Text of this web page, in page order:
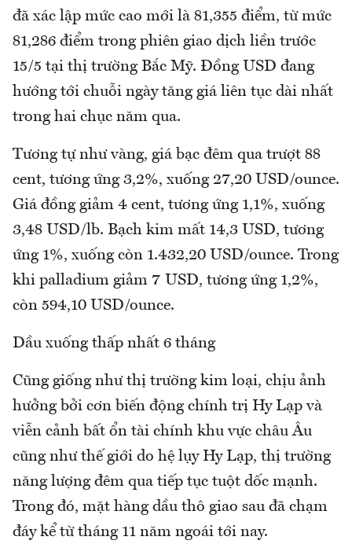
đã xác lập mức cao mới là 81,355 điểm, từ mức
81,286 điểm trong phiên giao dịch liền trước
15/5 tại thị trường Bắc Mỹ. Đồng USD đang
hướng tới chuỗi ngày tăng giá liên tục dài nhất
trong hai chục năm qua.
Tương tự như vàng, giá bạc đêm qua trượt 88
cent, tương ứng 3,2%, xuống 27,20 USD/ounce.
Giá đồng giảm 4 cent, tương ứng 1,1%, xuống
3,48 USD/lb. Bạch kim mất 14,3 USD, tương
ứng 1%, xuống còn 1.432,20 USD/ounce. Trong
khi palladium giảm 7 USD, tương ứng 1,2%,
còn 594,10 USD/ounce.
Dầu xuống thấp nhất 6 tháng
Cũng giống như thị trường kim loại, chịu ảnh
hưởng bởi cơn biến động chính trị Hy Lạp và
viễn cảnh bất ổn tài chính khu vực châu Âu
cũng như thế giới do hệ lụy Hy Lạp, thị trường
năng lượng đêm qua tiếp tục tuột dốc mạnh.
Trong đó, mặt hàng dầu thô giao sau đã chạm
đáy kể từ tháng 11 năm ngoái tới nay.